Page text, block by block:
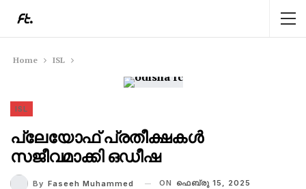
Home ISL
ISL
പ്ലേയോഫ് പ്രതീക്ഷകൾ
സജീവമാക്കി ഒഡീഷ
By Faseeh Muhammed ON ഫെബ്രു 15, 2025